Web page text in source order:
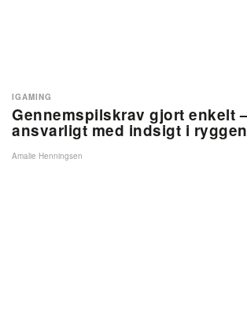
Gennemspilskrav gjort enkelt
ansvarligt med indsigt i ryggen
IGAMING
Amalie Henningsen